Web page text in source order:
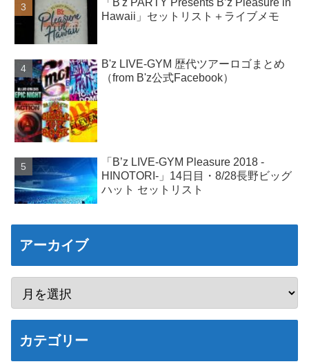
Hawaii」セットリスト＋ライブメモ
B'z LIVE-GYM 歴代ツアーロゴまとめ
（from B'z公式Facebook）
「B’z LIVE-GYM Pleasure 2018 -
HINOTORI-」14日目・8/28長野ビッグ
ハット セットリスト
アーカイブ
カテゴリー